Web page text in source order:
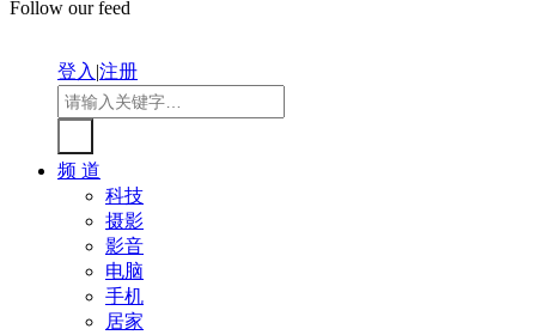
Follow our feed
登入|注册
频 道
科技
摄影
影音
电脑
手机
居家